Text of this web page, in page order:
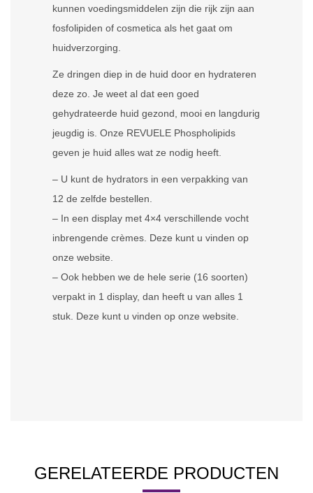
kunnen voedingsmiddelen zijn die rijk zijn aan
fosfolipiden of cosmetica als het gaat om
huidverzorging.
Ze dringen diep in de huid door en hydrateren
deze zo. Je weet al dat een goed
gehydrateerde huid gezond, mooi en langdurig
jeugdig is. Onze REVUELE Phospholipids
geven je huid alles wat ze nodig heeft.
– U kunt de hydrators in een verpakking van
12 de zelfde bestellen.
– In een display met 4×4 verschillende vocht
inbrengende crèmes. Deze kunt u vinden op
onze website.
– Ook hebben we de hele serie (16 soorten)
verpakt in 1 display, dan heeft u van alles 1
stuk. Deze kunt u vinden op onze website.
GERELATEERDE PRODUCTEN